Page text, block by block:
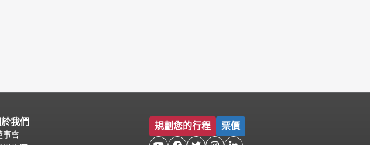
於我們
事會
規劃您的行程 票價